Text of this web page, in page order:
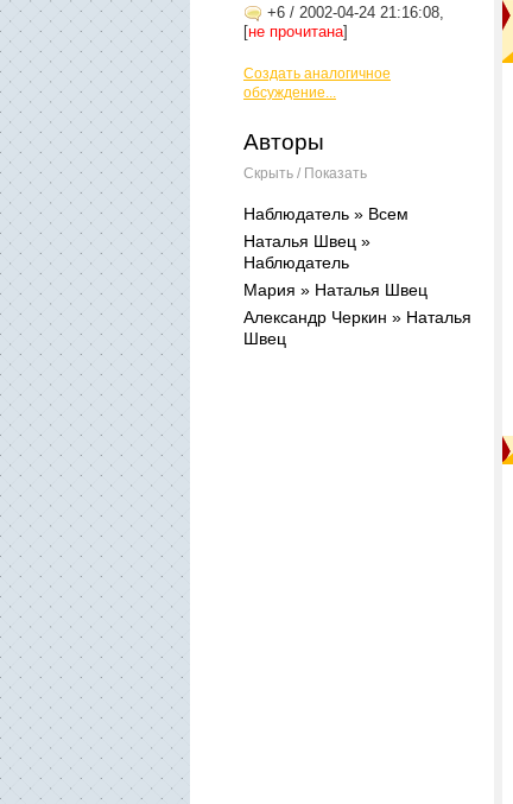
+6 / 2002-04-24 21:16:08,
[не прочитана]
Создать аналогичное
обсуждение...
Авторы
Скрыть / Показать
Наблюдатель » Всем
Наталья Швец »
Наблюдатель
Мария » Наталья Швец
Александр Черкин » Наталья
Швец